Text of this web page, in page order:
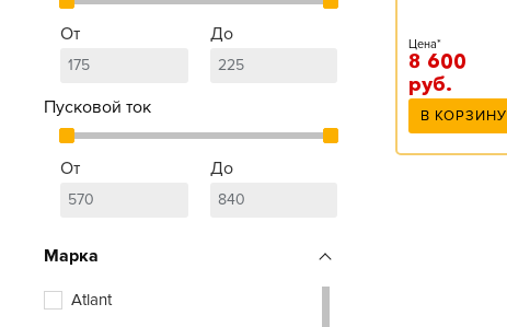
От До
Пусковой ток
От До
Марка
Atlant
Цена*
8 600
руб.
В КОРЗИНУ